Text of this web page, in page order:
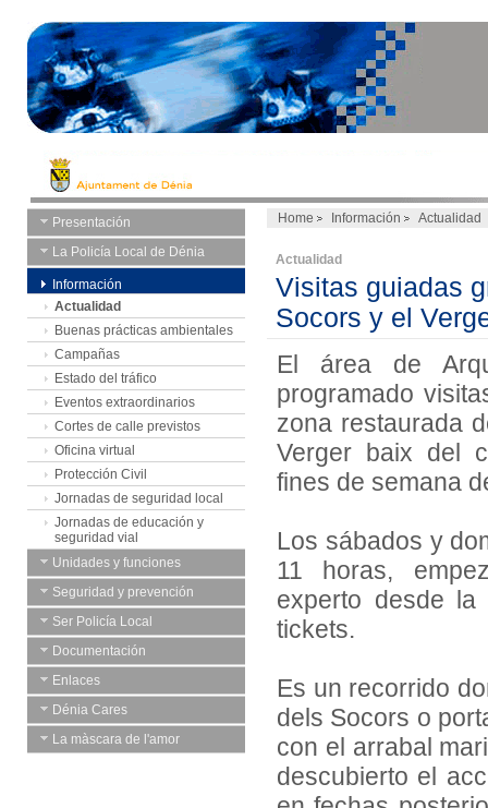
Presentación
La Policía Local de Dénia
Información
Actualidad
Buenas prácticas ambientales
Campañas
Estado del tráfico
Eventos extraordinarios
Cortes de calle previstos
Oficina virtual
Protección Civil
Jornadas de seguridad local
Jornadas de educación y
seguridad vial
Unidades y funciones
Seguridad y prevención
Ser Policía Local
Documentación
Enlaces
Dénia Cares
La màscara de l'amor
Home Información Actualidad
Actualidad
Visitas guiadas
Socors y el
El área de
programado
zona restaurada
Verger baix del
fines de semana
Los sábados y
11 horas,
experto desde
tickets.
Es un recorrido
dels Socors o
con el arrabal
descubierto el